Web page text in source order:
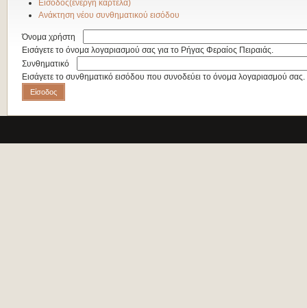
Είσοδος(ενεργή καρτέλα)
Ανάκτηση νέου συνθηματικού εισόδου
Όνομα χρήστη
Εισάγετε το όνομα λογαριασμού σας για το Ρήγας Φεραίος Πειραιάς.
Συνθηματικό
Εισάγετε το συνθηματικό εισόδου που συνοδεύει το όνομα λογαριασμού σας.